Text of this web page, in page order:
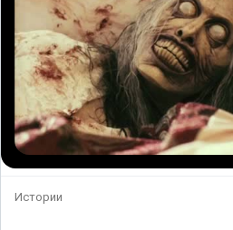
Истории